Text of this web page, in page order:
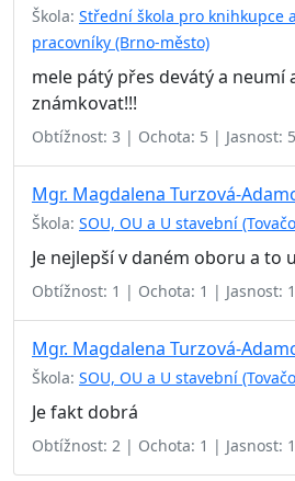
Škola: Střední škola pro knihkupce
pracovníky (Brno-město)
mele pátý přes devátý a neumí
známkovat!!!
Obtížnost: 3 | Ochota: 5 | Jasnost: 5
Mgr. Magdalena Turzová-
Škola: SOU, OU a U stavební
Je nejlepší v daném oboru a to
Obtížnost: 1 | Ochota: 1 | Jasnost: 1
Mgr. Magdalena Turzová-
Škola: SOU, OU a U stavební
Je fakt dobrá
Obtížnost: 2 | Ochota: 1 | Jasnost: 1